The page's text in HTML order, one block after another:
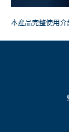
本產品完整使用